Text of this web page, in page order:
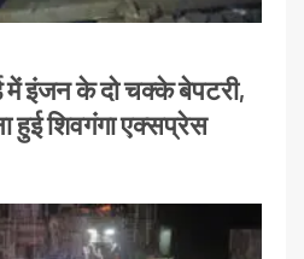
में इंजन के दो चक्के बेपटरी,
हुई शिवगंगा एक्सप्रेस